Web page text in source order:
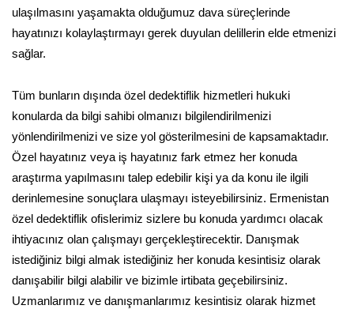
ulaşılmasını yaşamakta olduğumuz dava süreçlerinde
hayatınızı kolaylaştırmayı gerek duyulan delillerin elde etmenizi
sağlar.
Tüm bunların dışında özel dedektiflik hizmetleri hukuki
konularda da bilgi sahibi olmanızı bilgilendirilmenizi
yönlendirilmenizi ve size yol gösterilmesini de kapsamaktadır.
Özel hayatınız veya iş hayatınız fark etmez her konuda
araştırma yapılmasını talep edebilir kişi ya da konu ile ilgili
derinlemesine sonuçlara ulaşmayı isteyebilirsiniz. Ermenistan
özel dedektiflik ofislerimiz sizlere bu konuda yardımcı olacak
ihtiyacınız olan çalışmayı gerçekleştirecektir. Danışmak
istediğiniz bilgi almak istediğiniz her konuda kesintisiz olarak
danışabilir bilgi alabilir ve bizimle irtibata geçebilirsiniz.
Uzmanlarımız ve danışmanlarımız kesintisiz olarak hizmet